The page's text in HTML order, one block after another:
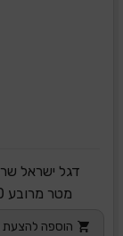
מטר מרובע 4030
הוספה להצעת